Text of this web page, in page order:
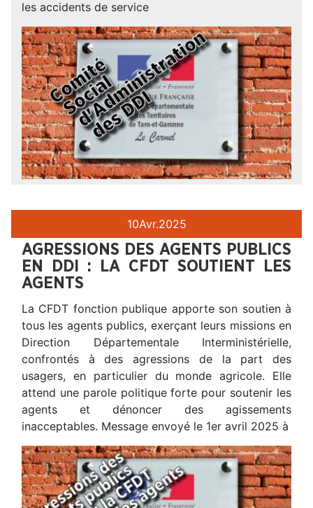
les accidents de service
10Avr.2025
AGRESSIONS DES AGENTS PUBLICS
EN DDI : LA CFDT SOUTIENT LES
AGENTS
La CFDT fonction publique apporte son soutien à
tous les agents publics, exerçant leurs missions en
Direction Départementale Interministérielle,
confrontés à des agressions de la part des
usagers, en particulier du monde agricole. Elle
attend une parole politique forte pour soutenir les
agents et dénoncer des agissements
inacceptables. Message envoyé le 1er avril 2025 à